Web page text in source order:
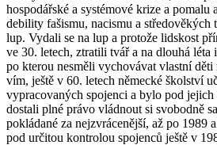
hospodářské a systémové krize a pomalu
debility fašismu, nacismu a středověkých
lup. Vydali se na lup a protože lidskost
ve 30. letech, ztratili tvář a na dlouhá léta
po kterou nesměli vychovávat vlastní děti
vím, ještě v 60. letech německé školství
vypracovaných spojenci a bylo pod
dostali plné právo vládnout si svobodně
pokládané za nejzvrácenější, až po 1989
pod určitou kontrolou spojenců ještě v